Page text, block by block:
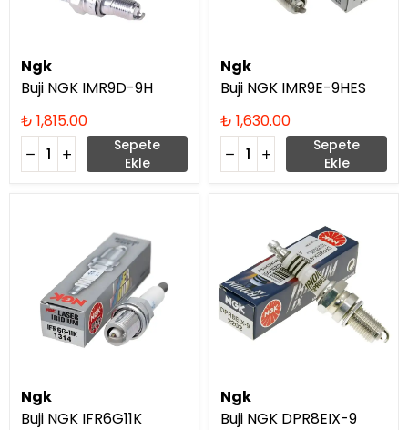
Ngk
Buji NGK IMR9D-9H
₺ 1,815.00
Sepete
Ekle
Ngk
Buji NGK IMR9E-9HES
₺ 1,630.00
Sepete
Ekle
Ngk
Buji NGK IFR6G11K
Ngk
Buji NGK DPR8EIX-9